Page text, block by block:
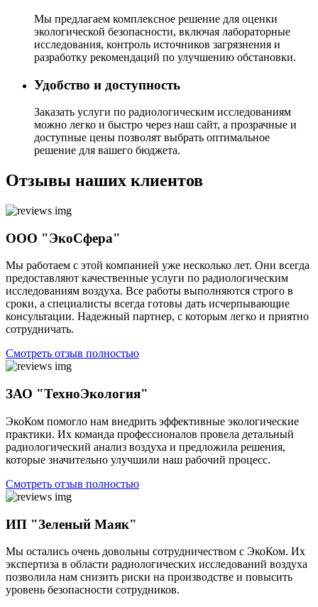
Мы предлагаем комплексное решение для оценки
экологической безопасности, включая лабораторные
исследования, контроль источников загрязнения и
разработку рекомендаций по улучшению обстановки.
Удобство и доступность
Заказать услуги по радиологическим исследованиям
можно легко и быстро через наш сайт, а прозрачные и
доступные цены позволят выбрать оптимальное
решение для вашего бюджета.
Отзывы наших клиентов
ООО "ЭкоСфера"
Мы работаем с этой компанией уже несколько лет. Они всегда
предоставляют качественные услуги по радиологическим
исследованиям воздуха. Все работы выполняются строго в
сроки, а специалисты всегда готовы дать исчерпывающие
консультации. Надежный партнер, с которым легко и приятно
сотрудничать.
Смотреть отзыв полностью
ЗАО "ТехноЭкология"
ЭкоКом помогло нам внедрить эффективные экологические
практики. Их команда профессионалов провела детальный
радиологический анализ воздуха и предложила решения,
которые значительно улучшили наш рабочий процесс.
Смотреть отзыв полностью
ИП "Зеленый Маяк"
Мы остались очень довольны сотрудничеством с ЭкоКом. Их
экспертиза в области радиологических исследований воздуха
позволила нам снизить риски на производстве и повысить
уровень безопасности сотрудников.